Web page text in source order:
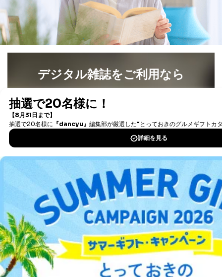
デジタル雑誌をご利用なら
書籍）が無料で読み放題！
DOWNLOAD FOR IOS
DOWNLOAD FOR ANDROID
ご利用方法はこちら
総合案内
アフィリエイト 採用情報